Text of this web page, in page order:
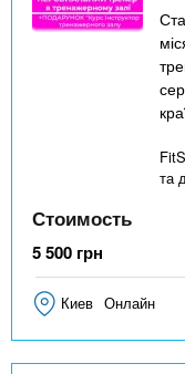
та
Стоимость
5 500 грн
Киев Онлайн